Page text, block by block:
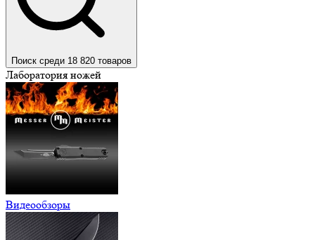
Поиск среди 18 820 товаров
Лаборатория ножей
Видеообзоры